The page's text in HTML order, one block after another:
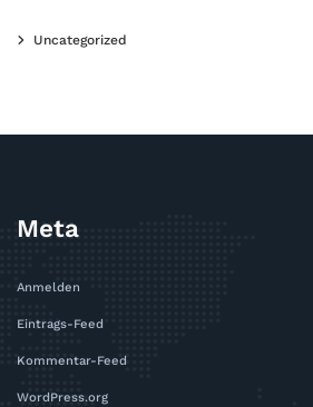
Uncategorized
Meta
Anmelden
Eintrags-Feed
Kommentar-Feed
WordPress.org